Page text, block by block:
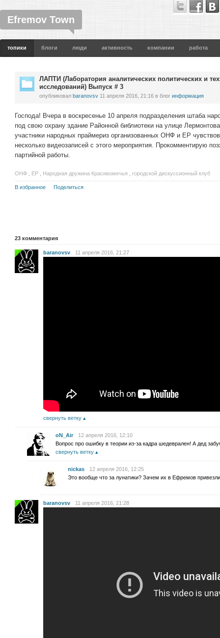
Efremov Town
топики блоги люди активность компании работа
ЛАПТИ (Лаборатория аналитических политических и
исследований) Выпуск # 3
опубликовал baranovsv 11 апреля 2016, 21:16 в блог информация
Господа! Вчера в воскресенье 10 апреля подразделения штаба
под свою охрану здание Районной библиотеки на улице
участники народных праймериз организованных ОНФ и ЕР
несколько видеозаписей с этого мероприятия. Прокомментирую
партийной работы.
ОНФ ЕР Народная дружина Красивомечья городской дискуссионный клуб
В избранное Поделиться
23 комментария
baranovsv 11 апреля 2016, 21:27
свернуть ветку
oN_Air
12 апреля 2016, 12:10
Вопрос про ошибку в теории из-за кадра шедеврален! А дед
свернуть ветку
nickas
12 апреля 2016, 12:25
Это вообще что за лунатики? Зачем их в Ефремов
baranovsv 11 апреля 2016, 21:28